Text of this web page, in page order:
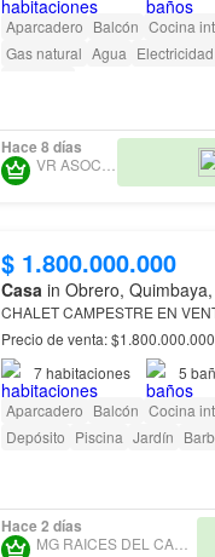
Aparcadero Balcón Cocina
Gas natural Agua Electricidad
Hace 8 días
VR ASOCIADOS
$ 1.800.000.000
Casa in Obrero,
CHALET CAMPESTRE EN
Precio de venta: $1.800.000.000 Acepta crédito hipotecario 💵 Administración: No
7habitaciones 5
Aparcadero Balcón Cocina
Depósito Piscina Jardín
Hace 2 días
MG RAICES DEL CAFÉ INMOBILIARIA